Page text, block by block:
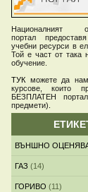
Националният
портал
учебни ресурси в
Той е част от така
обучение.
ТУКможете да
курсове, които
БЕЗПЛАТЕН
предмети).
ВЪНШНО
ГАЗ (14)
ГОРИВО (11)